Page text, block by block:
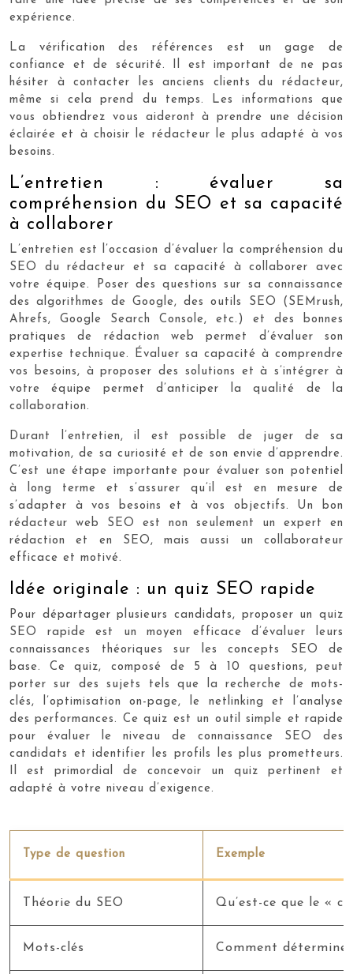
expérience.
La vérification des références est un gage de
confiance et de sécurité. Il est important de ne pas
hésiter à contacter les anciens clients du rédacteur,
même si cela prend du temps. Les informations que
vous obtiendrez vous aideront à prendre une décision
éclairée et à choisir le rédacteur le plus adapté à vos
besoins.
L’entretien : évaluer sa
compréhension du SEO et sa capacité
à collaborer
L’entretien est l’occasion d’évaluer la compréhension du
SEO du rédacteur et sa capacité à collaborer avec
votre équipe. Poser des questions sur sa connaissance
des algorithmes de Google, des outils SEO (SEMrush,
Ahrefs, Google Search Console, etc.) et des bonnes
pratiques de rédaction web permet d’évaluer son
expertise technique. Évaluer sa capacité à comprendre
vos besoins, à proposer des solutions et à s’intégrer à
votre équipe permet d’anticiper la qualité de la
collaboration.
Durant l’entretien, il est possible de juger de sa
motivation, de sa curiosité et de son envie d’apprendre.
C’est une étape importante pour évaluer son potentiel
à long terme et s’assurer qu’il est en mesure de
s’adapter à vos besoins et à vos objectifs. Un bon
rédacteur web SEO est non seulement un expert en
rédaction et en SEO, mais aussi un collaborateur
efficace et motivé.
Idée originale : un quiz SEO rapide
Pour départager plusieurs candidats, proposer un quiz
SEO rapide est un moyen efficace d’évaluer leurs
connaissances théoriques sur les concepts SEO de
base. Ce quiz, composé de 5 à 10 questions, peut
porter sur des sujets tels que la recherche de mots-
clés, l’optimisation on-page, le netlinking et l’analyse
des performances. Ce quiz est un outil simple et rapide
pour évaluer le niveau de connaissance SEO des
candidats et identifier les profils les plus prometteurs.
Il est primordial de concevoir un quiz pertinent et
adapté à votre niveau d’exigence.
Type de question Exemple
Théorie du SEO Qu’est-ce que le «
Mots-clés Comment